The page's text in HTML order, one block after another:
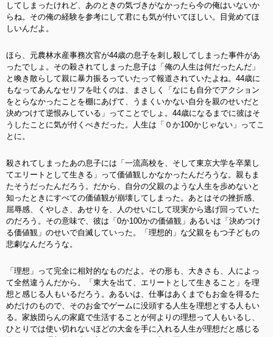
してしまったけれど、あのときの気づきがなかったら今の俺はいないか
らね。その俺の経験を参考にして君にも気が付いてほしい。目覚めてほ
しいんだよ。
ほら、元農林水産事務次官が44歳の息子を刺し殺してしまった事件があ
ったでしょ。その殺されてしまった息子は「俺の人生は何だったんだ」
と喚き散らして親に暴力振るっていたって報道されていたよね。44歳に
もなってあんなセリフを吐くのは、まさしく「なにも自分でアクション
をとらなかったことを棚にあげて、うまくいかない自分を親のせいだと
決めつけて逆恨みしている」ってことでしょ。44歳になるまでに彼はそ
うしたことに気が付くべきだった。人生は「０か100かじゃない」ってこ
とに。
殺されてしまったあの息子には「一流高校を、そして東京大学を卒業し
てエリートとして生きる」って価値観しかなかったんだろうな。親もま
たそうだったんだろう。だから、自分の父親のような人生を歩めないと
知ったときにすべての価値観が崩壊してしまった。あとはその挫折感、
屈辱感、くやしさ、あせりを、人のせいにして現実から逃げ回っていた
のだろう。その意味で、彼は「0か100かの価値観」あるいは「決めつけ
る価値観」のせいで自滅していった。「理想的」な父親をもつ子どもの
悲劇なんだろうな。
「理想」って完全に相対的なものだよ。その形も、大きさも、人によっ
て全然違うんだから。「東大を出て、エリートとして生きること」を理
想と感じる人もいるだろう。あるいは、仕事はあくまでもお金を得るた
めだけのもので、そのお金でゲームに没頭する人生を理想とする人もい
る。家族団らんの家庭で生活することが何よりの理想って人もいるし、
ひとりでは使い切れないほどの大金を手に入れる人生が理想だと感じる